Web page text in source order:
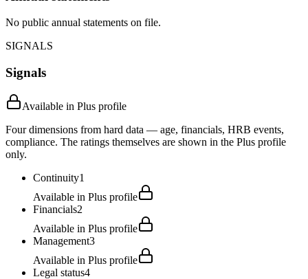
No public annual statements on file.
SIGNALS
Signals
Available in Plus profile
Four dimensions from hard data — age, financials, HRB events,
compliance. The ratings themselves are shown in the Plus profile
only.
Continuity1
Available in Plus profile
Financials2
Available in Plus profile
Management3
Available in Plus profile
Legal status4